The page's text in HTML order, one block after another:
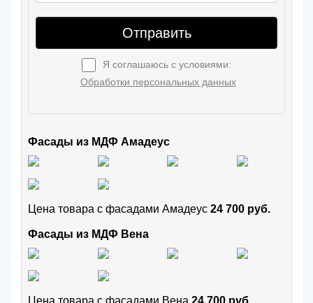
Отправить
Я соглашаюсь с условиями:
Обработки персональных данных
Фасады из МДФ Амадеус
Цена товара с фасадами Амадеус 24 700 руб.
Фасады из МДФ Вена